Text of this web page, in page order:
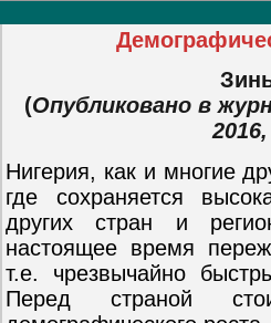
(Опубликовано в
Нигерия, как и многие
где сохраняется
других стран и
настоящее время
т.е. чрезвычайно
Перед страной